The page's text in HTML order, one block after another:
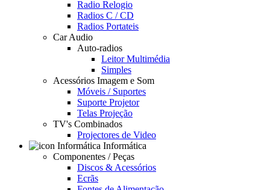
Radio Relogio
Radios C / CD
Radios Portateis
Car Audio
Auto-radios
Leitor Multimédia
Simples
Acessórios Imagem e Som
Móveis / Suportes
Suporte Projetor
Telas Projeção
TV's Combinados
Projectores de Video
Informática
Componentes / Peças
Discos & Acessórios
Ecrãs